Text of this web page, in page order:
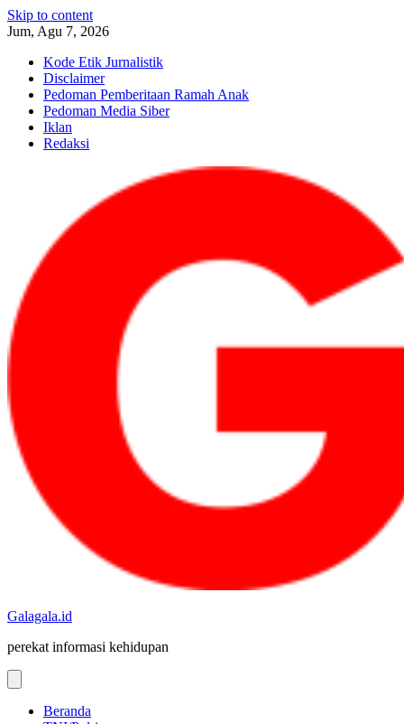
Skip to content
Jum, Agu 7, 2026
Kode Etik Jurnalistik
Disclaimer
Pedoman Pemberitaan Ramah Anak
Pedoman Media Siber
Iklan
Redaksi
Galagala.id
perekat informasi kehidupan
Beranda